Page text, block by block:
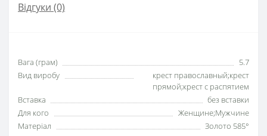
Відгуки (0)
Вага (грам)
5.7
Вид виробу
крест православный;крест
прямой;крест с распятием
Вставка
без вставки
Для кого
Женщине;Мужчине
Матеріал
Золото 585°